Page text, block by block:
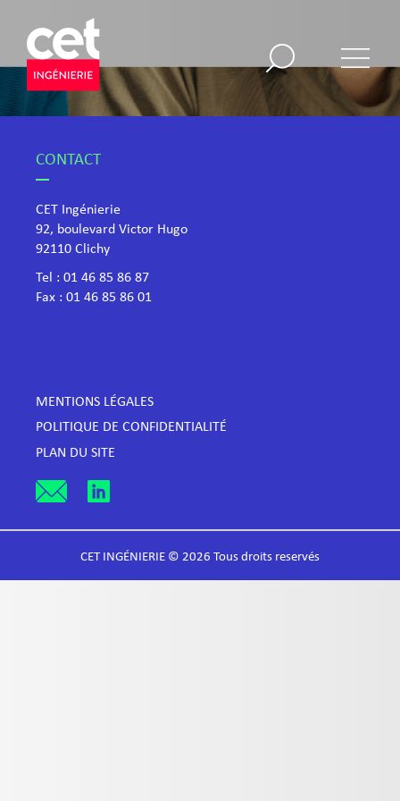
CONTACT
CET Ingénierie
92, boulevard Victor Hugo
​92110 Clichy
Tel : 01 46 85 86 87
Fax : 01 46 85 86 01
MENTIONS LÉGALES
POLITIQUE DE CONFIDENTIALITÉ
PLAN DU SITE
CET INGÉNIERIE © 2026 Tous droits reservés